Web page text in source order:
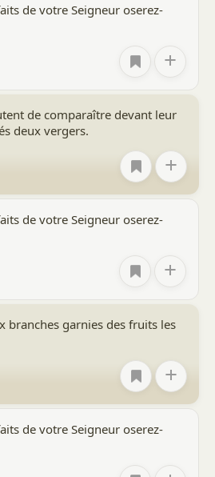
de votre Seigneur oserez-
+
de comparaître devant leur
deux vergers.
+
de votre Seigneur oserez-
+
branches garnies des fruits les
+
de votre Seigneur oserez-